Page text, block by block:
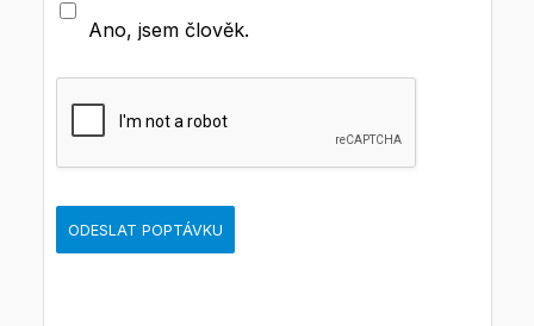
Ano, jsem člověk.
ODESLAT POPTÁVKU